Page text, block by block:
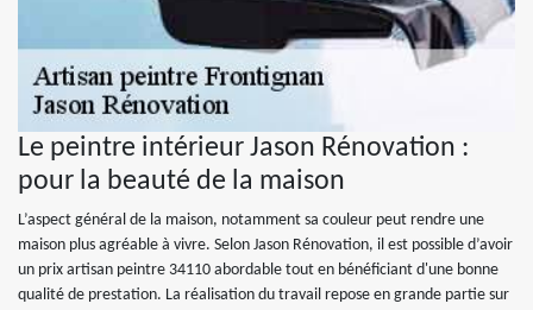
Le peintre intérieur Jason Rénovation :
pour la beauté de la maison
L’aspect général de la maison, notamment sa couleur peut rendre une
maison plus agréable à vivre. Selon Jason Rénovation, il est possible d’avoir
un prix artisan peintre 34110 abordable tout en bénéficiant d'une bonne
qualité de prestation. La réalisation du travail repose en grande partie sur